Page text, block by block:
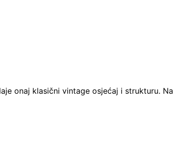
onaj klasični vintage osjećaj i strukturu. Na